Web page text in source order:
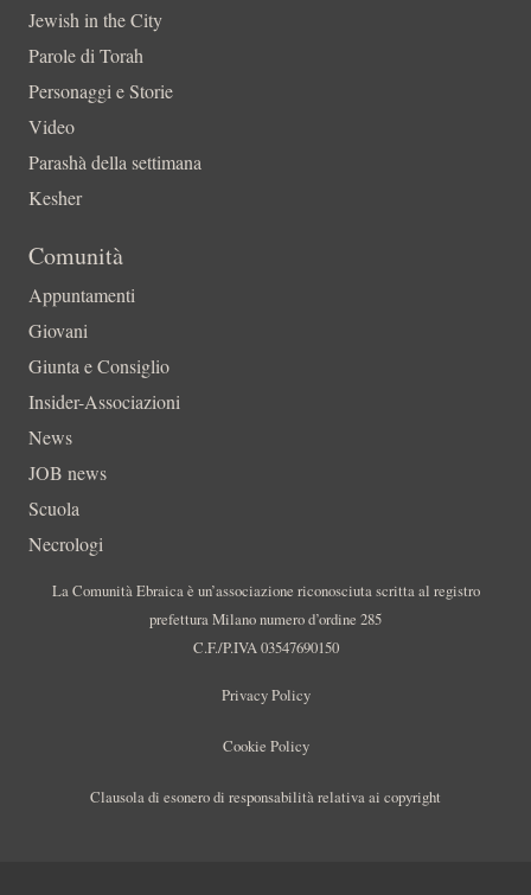
Jewish in the City
Parole di Torah
Personaggi e Storie
Video
Parashà della settimana
Kesher
Comunità
Appuntamenti
Giovani
Giunta e Consiglio
Insider-Associazioni
News
JOB news
Scuola
Necrologi
La Comunità Ebraica è un’associazione riconosciuta scritta al registro
prefettura Milano numero d’ordine 285
C.F./P.IVA 03547690150
Privacy Policy
Cookie Policy
Clausola di esonero di responsabilità relativa ai copyright